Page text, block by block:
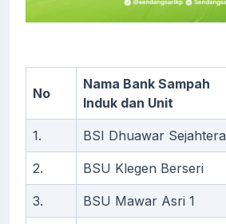
No
Nama Bank Sampah
Induk dan Unit
1. BSI Dhuawar Sejahtera
2. BSU Klegen Berseri
3. BSU Mawar Asri 1